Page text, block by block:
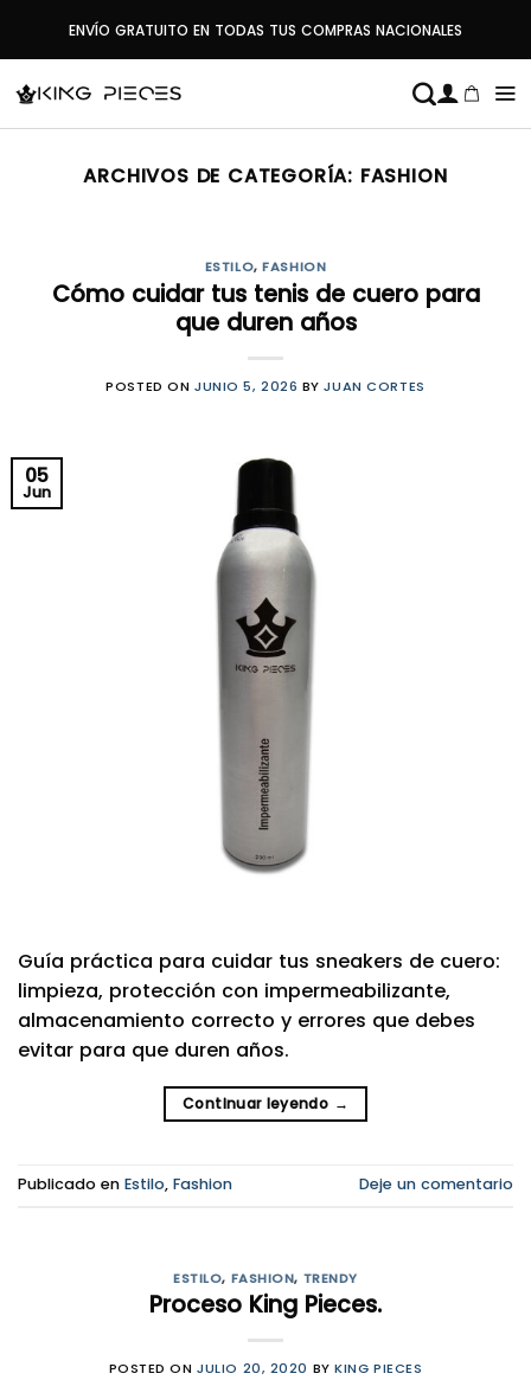
ENVÍO GRATUITO EN TODAS TUS COMPRAS NACIONALES
ARCHIVOS DE CATEGORÍA: FASHION
ESTILO,FASHION
Cómo cuidar tus tenis de cuero para
que duren años
POSTED ON JUNIO 5, 2026 BYJUAN CORTES
05
Jun
Guía práctica para cuidar tus sneakers de cuero:
limpieza, protección con impermeabilizante,
almacenamiento correcto y errores que debes
evitar para que duren años.
Continuar leyendo →
Publicado en Estilo, Fashion Deje un comentario
ESTILO, FASHION, TRENDY
Proceso King Pieces.
POSTED ONJULIO 20, 2020 BYKING PIECES